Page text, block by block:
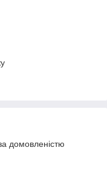
домовленістю